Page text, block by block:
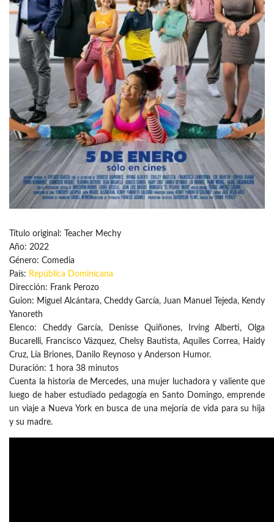
Título original: Teacher Mechy
Año: 2022
Género: Comedia
País: República Dominicana
Dirección: Frank Perozo
Guion: Miguel Alcántara, Cheddy García, Juan Manuel Tejeda, Kendy
Yanoreth
Elenco: Cheddy García, Denisse Quiñones, Irving Alberti, Olga
Bucarelli, Francisco Vázquez, Chelsy Bautista, Aquiles Correa, Haidy
Cruz, Lía Briones, Danilo Reynoso y Anderson Humor.
Duración: 1 hora 38 minutos
Cuenta la historia de Mercedes, una mujer luchadora y valiente que
luego de haber estudiado pedagogía en Santo Domingo, emprende
un viaje a Nueva York en busca de una mejoría de vida para su hija
y su madre.